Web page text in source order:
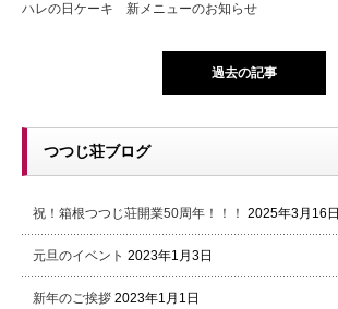
ハレの日ケーキ 新メニューのお知らせ
過去の記事
つつじ荘ブログ
祝！箱根つつじ荘開業50周年！！！ 2025年3月16日
元旦のイベント 2023年1月3日
新年のご挨拶 2023年1月1日